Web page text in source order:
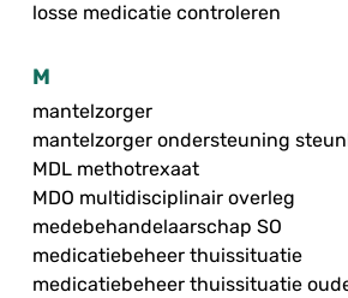
losse medicatie controleren
M
mantelzorger
mantelzorger ondersteuning
MDL methotrexaat
MDO multidisciplinair overleg
medebehandelaarschap SO
medicatiebeheer thuissituatie
medicatiebeheer thuissituatie